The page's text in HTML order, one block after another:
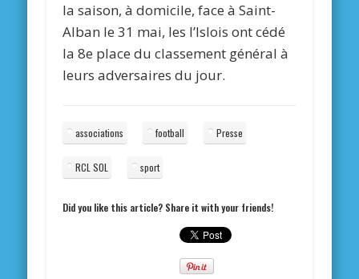
la saison, à domicile, face à Saint-
Alban le 31 mai, les l’Islois ont cédé
la 8e place du classement général à
leurs adversaires du jour.
associations football Presse
RCL SOL sport
Did you like this article? Share it with your friends!